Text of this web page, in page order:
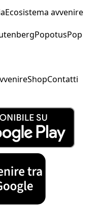
Ecosistema avvenire
PopotusPop
ShopContatti